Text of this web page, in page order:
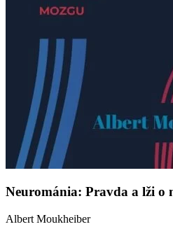
Neurománia: Pravda a lži o
Albert Moukheiber